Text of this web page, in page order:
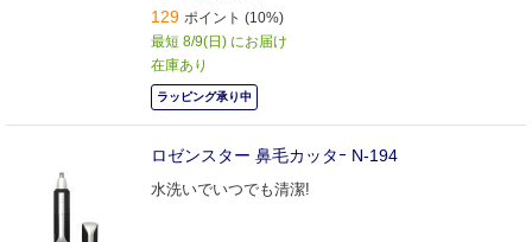
129 ポイント (10%)
最短 8/9(日) にお届け
在庫あり
ラッピング承り中
ロゼンスター 鼻毛カッタｰ N-194
水洗いでいつでも清潔!